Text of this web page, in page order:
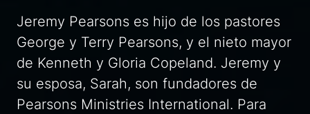
Jeremy Pearsons es hijo de los pastores
George y Terry Pearsons, y el nieto mayor
de Kenneth y Gloria Copeland. Jeremy y
su esposa, Sarah, son fundadores de
Pearsons Ministries International. Para